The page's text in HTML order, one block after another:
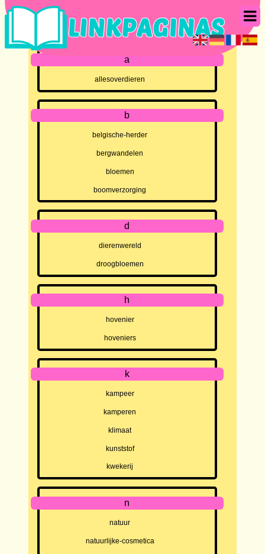
a
allesoverdieren
b
belgische-herder
bergwandelen
bloemen
boomverzorging
d
dierenwereld
droogbloemen
h
hovenier
hoveniers
k
kampeer
kamperen
klimaat
kunststof
kwekerij
n
natuur
natuurlijke-cosmetica